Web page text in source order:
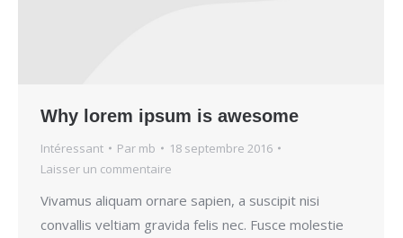
Why lorem ipsum is awesome
Intéressant Par mb
18 septembre 2016
Laisser un commentaire
Vivamus aliquam ornare sapien, a suscipit nisi
convallis veltiam gravida felis nec. Fusce molestie